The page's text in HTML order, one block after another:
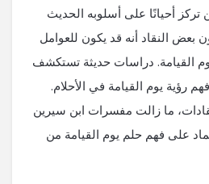
تركز أحيانًا على أسلوبه الحديث
بعض النقاد أنه قد يكون للعوامل
القيامة. دراسات حديثة تستكشف
رؤية يوم القيامة في الأحلام.
ما زالت مفسرات ابن سيرين
على فهم حلم يوم القيامة من